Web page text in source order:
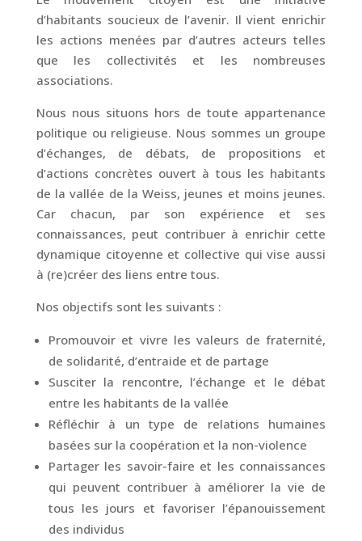
d’habitants soucieux de l’avenir. Il vient enrichir
les actions menées par d’autres acteurs telles
que les collectivités et les nombreuses
associations.
Nous nous situons hors de toute appartenance
politique ou religieuse. Nous sommes un groupe
d’échanges, de débats, de propositions et
d’actions concrètes ouvert à tous les habitants
de la vallée de la Weiss, jeunes et moins jeunes.
Car chacun, par son expérience et ses
connaissances, peut contribuer à enrichir cette
dynamique citoyenne et collective qui vise aussi
à (re)créer des liens entre tous.
Nos objectifs sont les suivants :
Promouvoir et vivre les valeurs de fraternité,
de solidarité, d’entraide et de partage
Susciter la rencontre, l’échange et le débat
entre les habitants de la vallée
Réfléchir à un type de relations humaines
basées sur la coopération et la non-violence
Partager les savoir-faire et les connaissances
qui peuvent contribuer à améliorer la vie de
tous les jours et favoriser l’épanouissement
des individus